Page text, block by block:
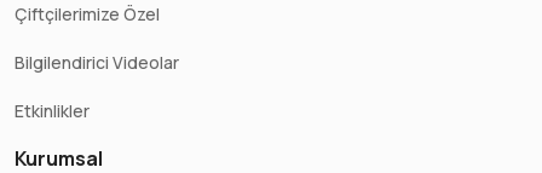
Çiftçilerimize Özel
Bilgilendirici Videolar
Etkinlikler
Kurumsal